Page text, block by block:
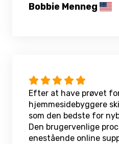
Bobbie Menneg
Efter at have prøvet
hjemmesidebyggere
som den bedste for
Den brugervenlige
enestående online